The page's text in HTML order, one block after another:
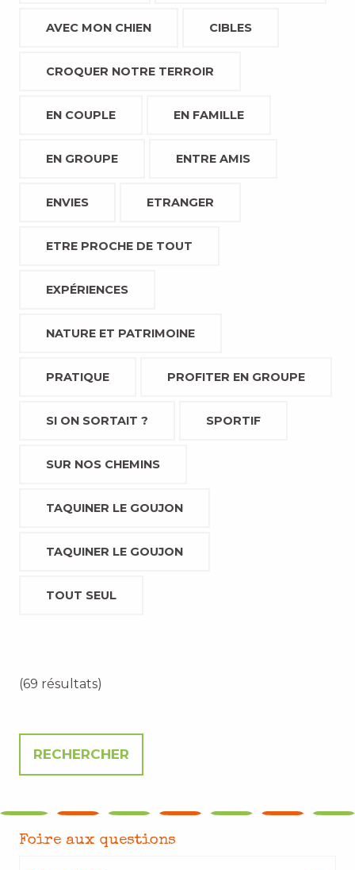
AVEC MON CHIEN CIBLES
CROQUER NOTRE TERROIR
EN COUPLE EN FAMILLE
EN GROUPE ENTRE AMIS
ENVIES ETRANGER
ETRE PROCHE DE TOUT
EXPÉRIENCES
NATURE ET PATRIMOINE
PRATIQUE PROFITER EN GROUPE
SI ON SORTAIT ? SPORTIF
SUR NOS CHEMINS
TAQUINER LE GOUJON
TAQUINER LE GOUJON
TOUT SEUL
(69 résultats)
Foire aux questions